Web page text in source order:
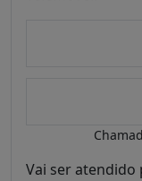
Vai ser atendido